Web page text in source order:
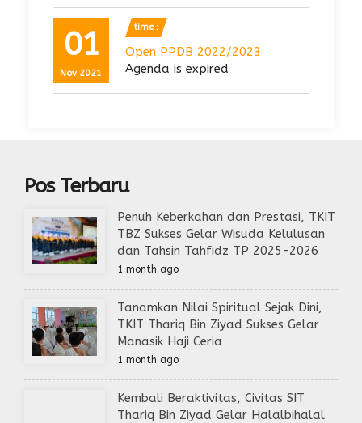
01
Nov 2021
time :
Open PPDB 2022/2023
Agenda is expired
Pos Terbaru
Penuh Keberkahan dan Prestasi, TKIT
TBZ Sukses Gelar Wisuda Kelulusan
dan Tahsin Tahfidz TP 2025-2026
1 month ago
Tanamkan Nilai Spiritual Sejak Dini,
TKIT Thariq Bin Ziyad Sukses Gelar
Manasik Haji Ceria
1 month ago
Kembali Beraktivitas, Civitas SIT
Thariq Bin Ziyad Gelar Halalbihalal